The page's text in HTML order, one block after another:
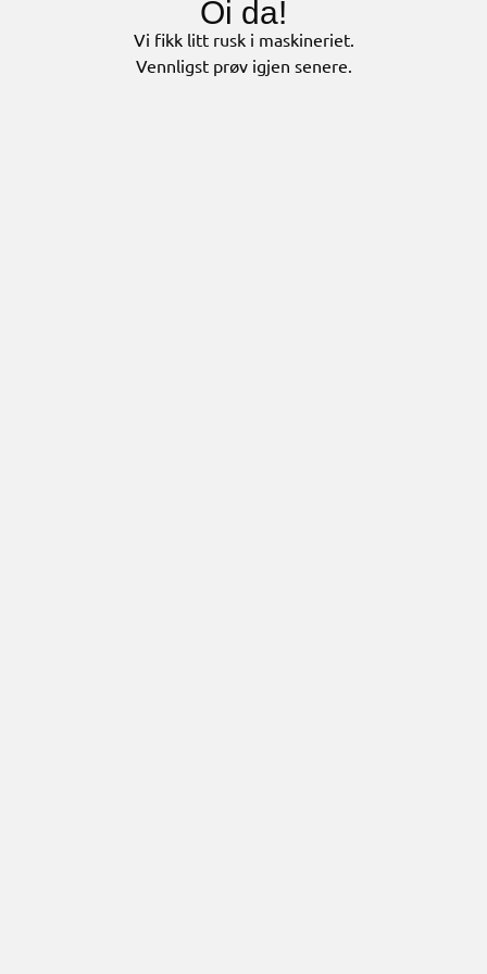
Oi da!
Vi fikk litt rusk i maskineriet.
Vennligst prøv igjen senere.